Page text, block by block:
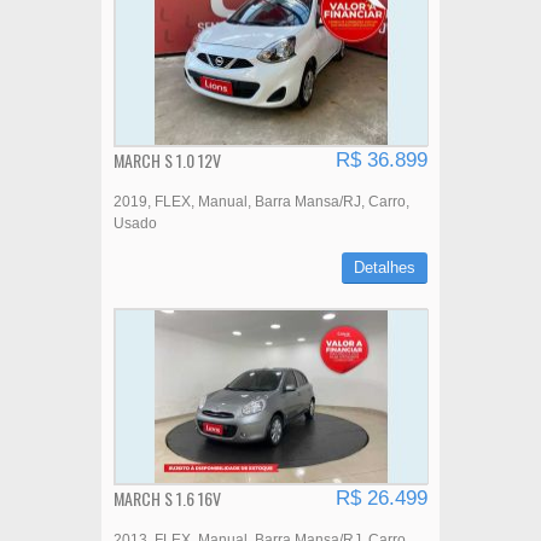
MARCH S 1.0 12V R$ 36.899
2019 FLEX Manual Barra Mansa/RJ Carro
Usado
Detalhes
MARCH S 1.6 16V R$ 26.499